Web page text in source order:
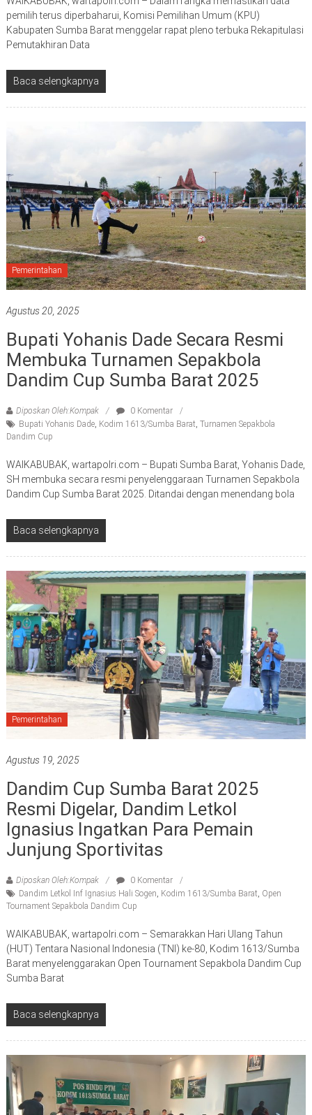
pemilih terus diperbaharui, Komisi Pemilihan Umum (KPU)
Kabupaten Sumba Barat menggelar rapat pleno terbuka Rekapitulasi
Pemutakhiran Data
Baca selengkapnya
Pemerintahan
Agustus 20, 2025
Bupati Yohanis Dade Secara Resmi
Membuka Turnamen Sepakbola
Dandim Cup Sumba Barat 2025
Diposkan Oleh:Kompak
0 Komentar
Bupati Yohanis Dade, Kodim 1613/Sumba Barat, Turnamen Sepakbola
Dandim Cup
WAIKABUBAK, wartapolri.com – Bupati Sumba Barat, Yohanis Dade,
SH membuka secara resmi penyelenggaraan Turnamen Sepakbola
Dandim Cup Sumba Barat 2025. Ditandai dengan menendang bola
Baca selengkapnya
Pemerintahan
Agustus 19, 2025
Dandim Cup Sumba Barat 2025
Resmi Digelar, Dandim Letkol
Ignasius Ingatkan Para Pemain
Junjung Sportivitas
Diposkan Oleh:Kompak
0 Komentar
Dandim Letkol Inf Ignasius Hali Sogen, Kodim 1613/Sumba Barat, Open
Tournament Sepakbola Dandim Cup
WAIKABUBAK, wartapolri.com – Semarakkan Hari Ulang Tahun
(HUT) Tentara Nasional Indonesia (TNI) ke-80, Kodim 1613/Sumba
Barat menyelenggarakan Open Tournament Sepakbola Dandim Cup
Sumba Barat
Baca selengkapnya